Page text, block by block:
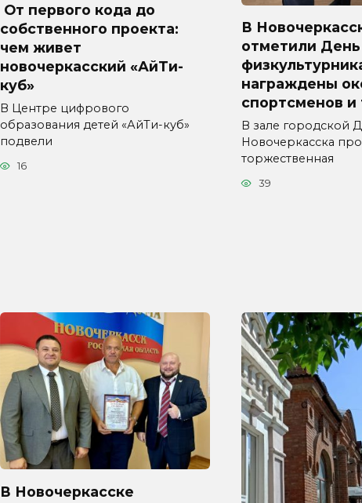
От первого кода до
собственного проекта:
чем живет
новочеркасский «АйТи-
куб»
В Центре цифрового
образования детей «АйТи-куб»
подвели
16
В
отметили День
награждены
спортсменов и
В зале городской
Новочеркасска
торжественная
39
В Новочеркасске